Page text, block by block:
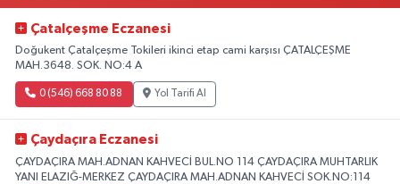
Çatalçeşme Eczanesi
Doğukent Çatalçeşme Tokileri ikinci etap cami karşısı ÇATALÇEŞME
MAH.3648. SOK. NO:4 A
0 (546) 668 80 88 Yol Tarifi Al
Çaydaçıra Eczanesi
ÇAYDAÇIRA MAH.ADNAN KAHVECİ BUL.NO 114 ÇAYDAÇIRA MUHTARLIK
YANI ELAZIĞ-MERKEZ ÇAYDAÇIRA MAH.ADNAN KAHVECİ SOK.NO:114